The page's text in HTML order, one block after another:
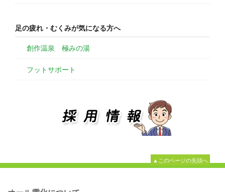
足の疲れ・むくみが気になる方へ
創作温泉 極みの湯
フットサポート
▲このページの先頭へ